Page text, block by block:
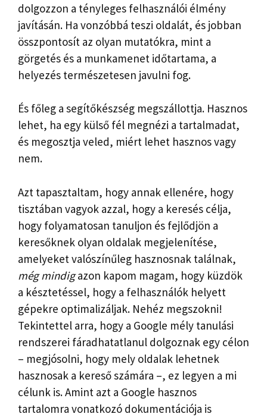
dolgozzon a tényleges felhasználói élmény
javításán. Ha vonzóbbá teszi oldalát, és jobban
összpontosít az olyan mutatókra, mint a
görgetés és a munkamenet időtartama, a
helyezés természetesen javulni fog.
És főleg a segítőkészség megszállottja. Hasznos
lehet, ha egy külső fél megnézi a tartalmadat,
és megosztja veled, miért lehet hasznos vagy
nem.
Azt tapasztaltam, hogy annak ellenére, hogy
tisztában vagyok azzal, hogy a keresés célja,
hogy folyamatosan tanuljon és fejlődjön a
keresőknek olyan oldalak megjelenítése,
amelyeket valószínűleg hasznosnak találnak,
még mindigazon kapom magam, hogy küzdök
a késztetéssel, hogy a felhasználók helyett
gépekre optimalizáljak. Nehéz megszokni!
Tekintettel arra, hogy a Google mély tanulási
rendszerei fáradhatatlanul dolgoznak egy célon
– megjósolni, hogy mely oldalak lehetnek
hasznosak a kereső számára –, ez legyen a mi
célunk is. Amint azt a Google hasznos
tartalomra vonatkozó dokumentációja is